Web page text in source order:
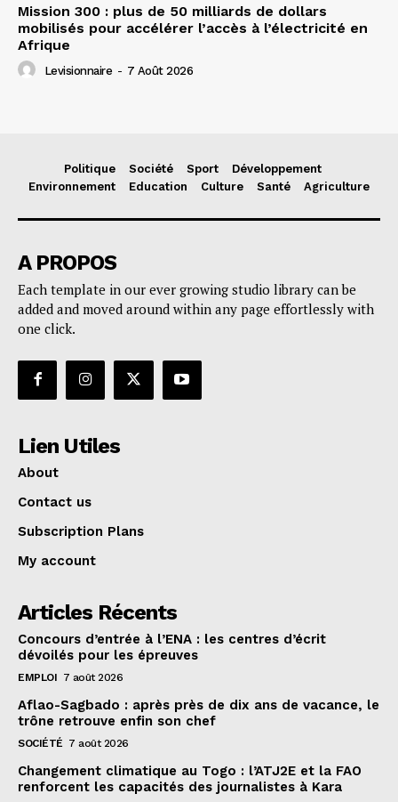
Mission 300 : plus de 50 milliards de dollars
mobilisés pour accélérer l’accès à l’électricité en
Afrique
Levisionnaire - 7 Août 2026
Politique Société Sport
Développement
Environnement
Education Culture Santé Agriculture
A PROPOS
Each template in our ever growing studio library can be
added and moved around within any page effortlessly with
one click.
Lien Utiles
About
Contact us
Subscription Plans
My account
Articles Récents
Concours d’entrée à l’ENA : les centres d’écrit
dévoilés pour les épreuves
EMPLOI 7 août 2026
Aflao-Sagbado : après près de dix ans de vacance, le
trône retrouve enfin son chef
SOCIÉTÉ 7 août 2026
Changement climatique au Togo : l’ATJ2E et la FAO
renforcent les capacités des journalistes à Kara